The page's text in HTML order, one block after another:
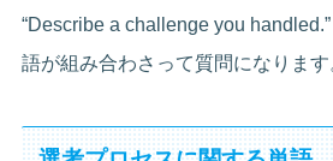
“Describe a challenge you
語が組み合わさって質問になります